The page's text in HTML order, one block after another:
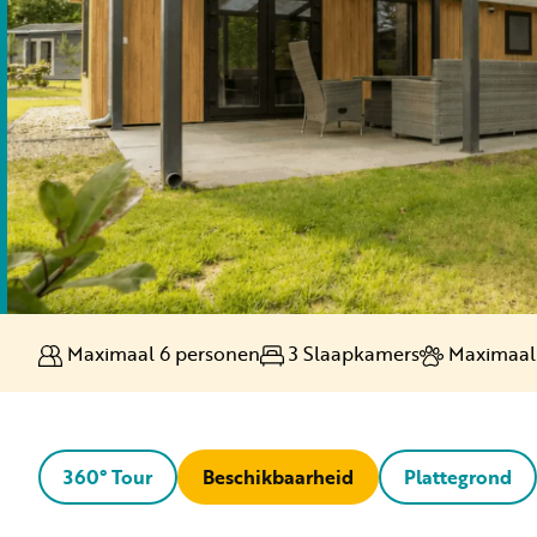
Je
Chill,
Krijg
Maximaal 6 personen 3 Slaapkamers
360° Tour Beschikbaarheid Plattegrond